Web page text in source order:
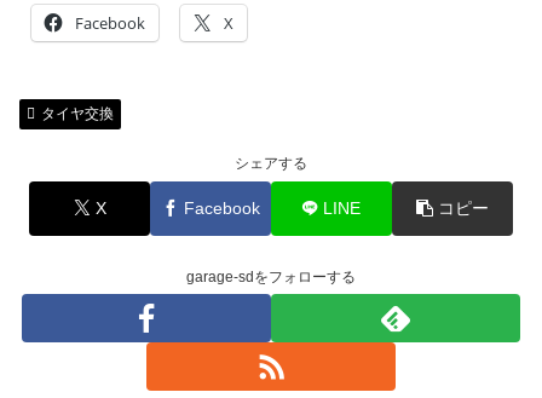
Facebook X
タイヤ交換
シェアする
X Facebook LINE コピー
garage-sdをフォローする